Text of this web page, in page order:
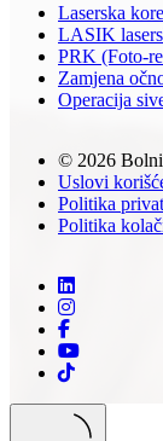
Laserska
LASIK
PRK (Foto-
Zamjena
Operacija
© 2026
Uslovi
Politika
Politika